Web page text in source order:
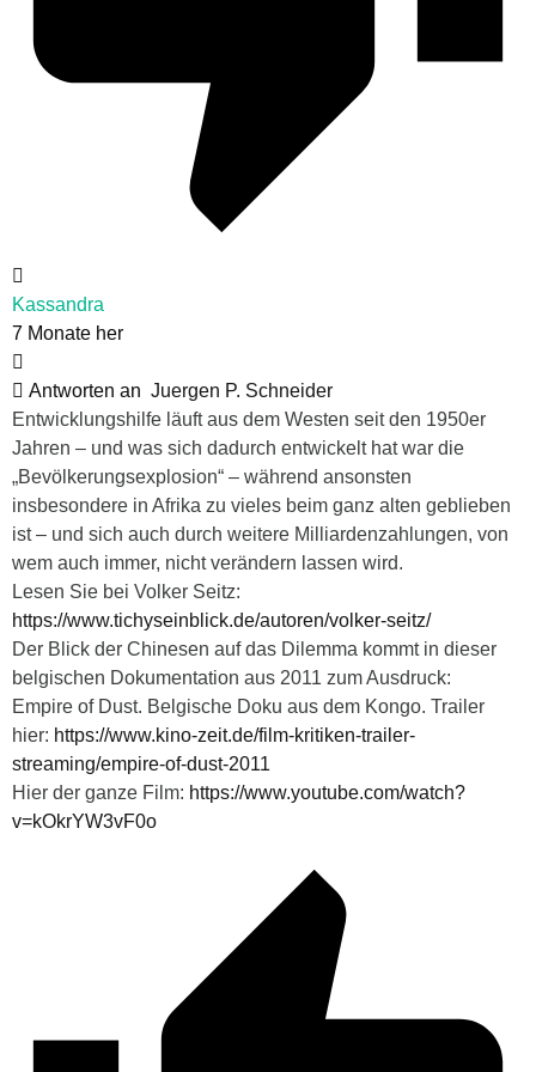
Kassandra
7 Monate her
Antworten an Juergen P. Schneider
Entwicklungshilfe läuft aus dem Westen seit den 1950er
Jahren – und was sich dadurch entwickelt hat war die
„Bevölkerungsexplosion“ – während ansonsten
insbesondere in Afrika zu vieles beim ganz alten geblieben
ist – und sich auch durch weitere Milliardenzahlungen, von
wem auch immer, nicht verändern lassen wird.
Lesen Sie bei Volker Seitz:
https://www.tichyseinblick.de/autoren/volker-seitz/
Der Blick der Chinesen auf das Dilemma kommt in dieser
belgischen Dokumentation aus 2011 zum Ausdruck:
Empire of Dust. Belgische Doku aus dem Kongo. Trailer
hier: https://www.kino-zeit.de/film-kritiken-trailer-
streaming/empire-of-dust-2011
Hier der ganze Film: https://www.youtube.com/watch?
v=kOkrYW3vF0o